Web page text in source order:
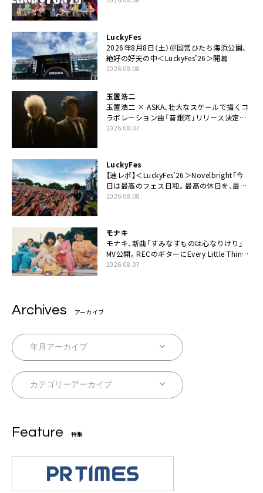
LuckyFes
2026年8月8日（土）＠国営ひたち海浜公園、
絶好の好天の中＜LuckyFes’26＞開幕
2026.08.08
玉置浩二
玉置浩二 × ASKA、壮大なスケールで描くコ
ラボレーション曲「音銀河」リリース決定。
カップリングには新曲「命の宿り」収録も
2026.08.07
LuckyFes
【速レポ】＜LuckyFes’26＞Novelbright「今
日は最高のフェス日和。最高の休日を、最高
の夏休みを作っていきたい」
2026.08.08
モナキ
モナキ、新曲「すみなすものは心なりけり」
MV公開。RECのギターにEvery Little Thing・
伊藤一朗参加も
2026.08.07
Archives アーカイブ
Feature 特集